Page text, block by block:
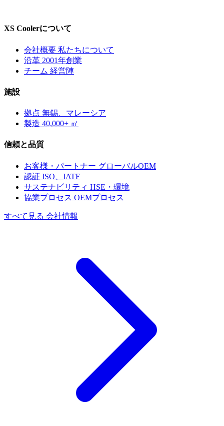
XS Coolerについて
会社概要 私たちについて
沿革 2001年創業
チーム 経営陣
施設
拠点 無錫、マレーシア
製造 40,000+ ㎡
信頼と品質
お客様・パートナー グローバルOEM
認証 ISO、IATF
サステナビリティ HSE・環境
協業プロセス OEMプロセス
すべて見る 会社情報